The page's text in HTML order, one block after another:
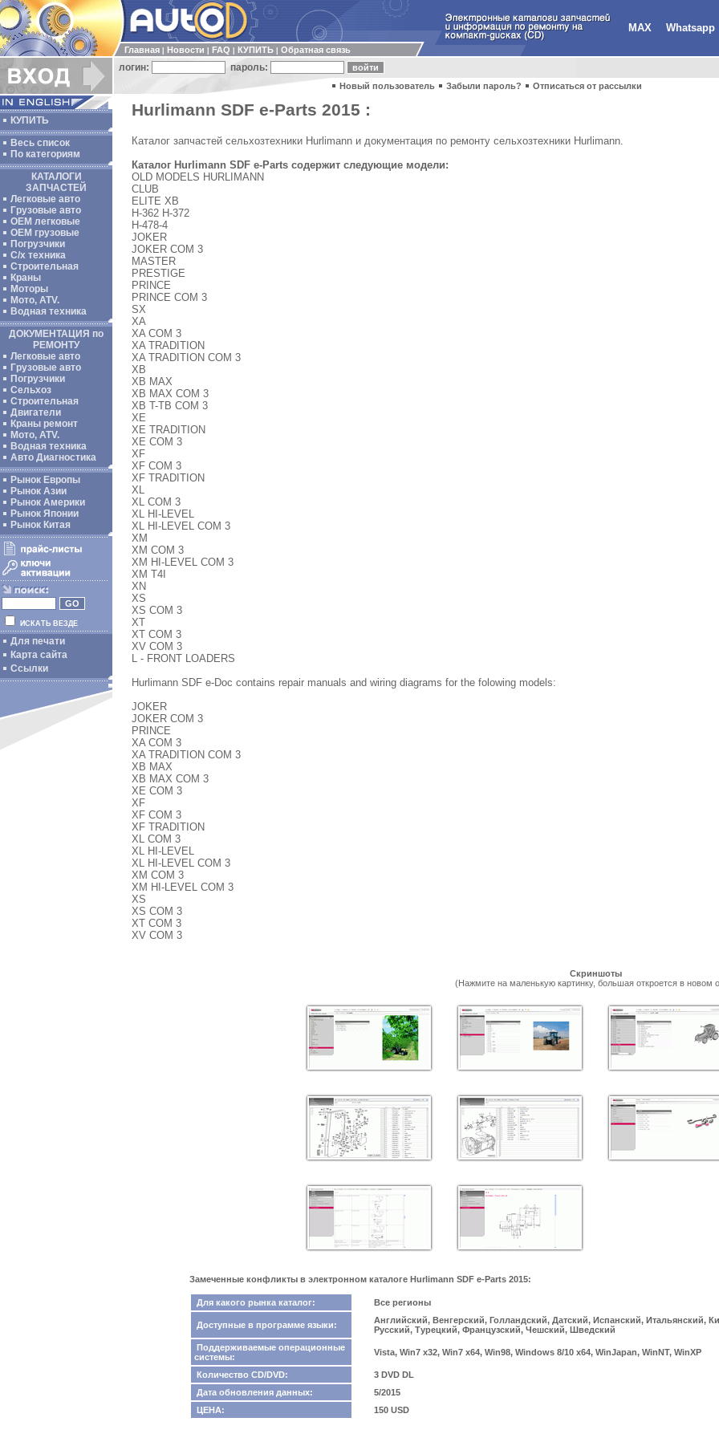
MAX Whatsapp
Главная Новости FAQ КУПИТЬ Обратная связь
логин: пароль:
Новый пользователь Забыли пароль? Отписаться от рассылки
КУПИТЬ
Весь список
По категориям
КАТАЛОГИ
ЗАПЧАСТЕЙ
Легковые авто
Грузовые авто
ОЕМ легковые
OEM грузовые
Погрузчики
С/х техника
Строительная
Краны
Моторы
Мото, ATV.
Водная техника
ДОКУМЕНТАЦИЯ по
РЕМОНТУ
Легковые авто
Грузовые авто
Погрузчики
Сельхоз
Строительная
Двигатели
Краны ремонт
Мото, ATV.
Водная техника
Авто Диагностика
Рынок Европы
Рынок Азии
Рынок Америки
Рынок Японии
Рынок Китая
ИСКАТЬ ВЕЗДЕ
Для печати
Карта сайта
Ссылки
Hurlimann SDF e-Parts 2015 :
Каталог запчастей сельхозтехники Hurlimann и документация по ремонту сельхозтехники Hurlimann.
Каталог Hurlimann SDF e-Parts содержит следующие модели:
OLD MODELS HURLIMANN
CLUB
ELITE XB
H-362 H-372
H-478-4
JOKER
JOKER COM 3
MASTER
PRESTIGE
PRINCE
PRINCE COM 3
SX
XA
XA COM 3
XA TRADITION
XA TRADITION COM 3
XB
XB MAX
XB MAX COM 3
XB T-TB COM 3
XE
XE TRADITION
XE COM 3
XF
XF COM 3
XF TRADITION
XL
XL COM 3
XL HI-LEVEL
XL HI-LEVEL COM 3
XM
XM COM 3
XM HI-LEVEL COM 3
XM T4I
XN
XS
XS COM 3
XT
XT COM 3
XV COM 3
L - FRONT LOADERS
Hurlimann SDF e-Doc contains repair manuals and wiring diagrams for the folowing models:
JOKER
JOKER COM 3
PRINCE
XA COM 3
XA TRADITION COM 3
XB MAX
XB MAX COM 3
XE COM 3
XF
XF COM 3
XF TRADITION
XL COM 3
XL HI-LEVEL
XL HI-LEVEL COM 3
XM COM 3
XM HI-LEVEL COM 3
XS
XS COM 3
XT COM 3
XV COM 3
Скриншоты
(Нажмите на маленькую картинку, большая откроется в новом
Замеченные конфликты в электронном каталоге Hurlimann SDF e-Parts 2015:
Для какого рынка каталог: Все регионы
Доступные в программе языки:
Английский, Венгерский, Голландский, Датский, Испанский, Итальянский,
Русский, Турецкий, Французский, Чешский, Шведский
Поддерживаемые операционные
системы:
Vista, Win7 x32, Win7 x64, Win98, Windows 8/10 x64, WinJapan, WinNT, WinXP
Количество CD/DVD:
3 DVD DL
Дата обновления данных:
5/2015
ЦЕНА:
150 USD